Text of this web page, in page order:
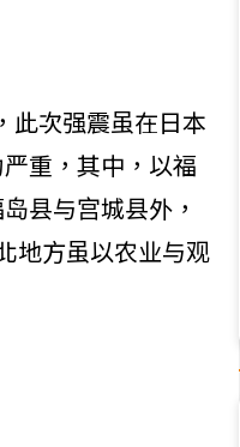
此次强震虽在日本
重，其中，以福
县与宫城县外，
地方虽以农业与观